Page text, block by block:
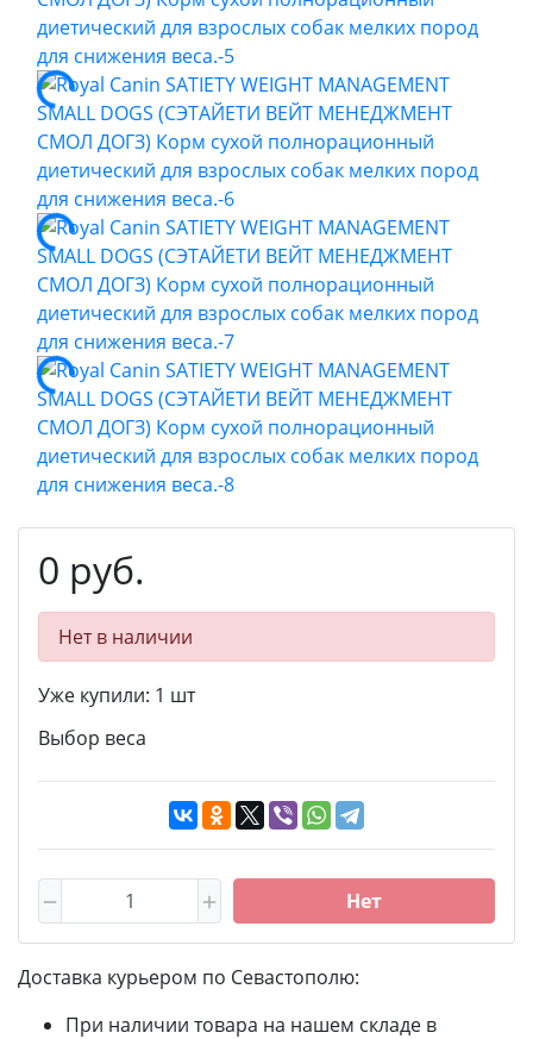
0 руб.
Нет в наличии
Уже купили: 1 шт
Выбор веса
Нет
Доставка курьером по Севастополю:
При наличии товара на нашем складе в